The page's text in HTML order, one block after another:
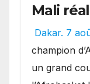
Mali
festival
une
Bénin.
Dakar. 7
champion
un grand